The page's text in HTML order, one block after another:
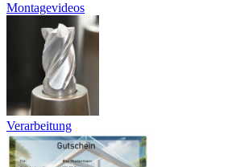
Montagevideos
Verarbeitung